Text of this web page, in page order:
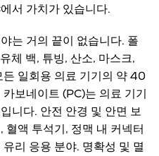
서 가치가 있습니다.
는 거의 끝이 없습니다. 폴
체 백, 튜빙, 산소, 마스크,
일회용 의료 기기의 약 40
보네이트 (PC)는 의료 기기
니다. 안전 안경 및 안면 보
혈액 투석기, 정맥 내 커넥터
리 응용 분야. 명확성 및 멸